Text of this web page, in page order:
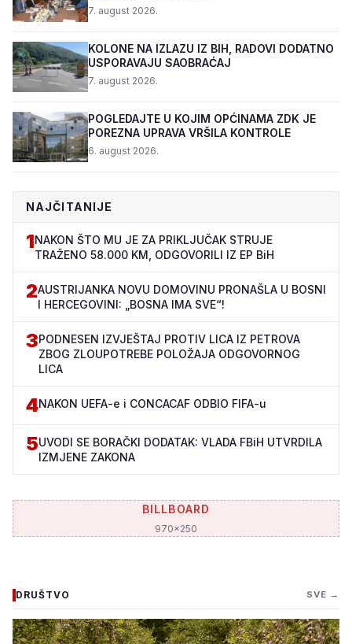
7. august 2026.
KOLONE NA IZLAZU IZ BIH, RADOVI DODATNO
USPORAVAJU SAOBRAĆAJ
7. august 2026.
POGLEDAJTE U KOJIM OPĆINAMA ZDK JE
POREZNA UPRAVA VRŠILA KONTROLE
6. august 2026.
NAJČITANIJE
1NAKON ŠTO MU JE ZA PRIKLJUČAK STRUJE
TRAŽENO 58.000 KM, ODGOVORILI IZ EP BiH
2AUSTRIJANKA NOVU DOMOVINU PRONAŠLA U BOSNI
I HERCEGOVINI: „BOSNA IMA SVE“!
3PODNESEN IZVJEŠTAJ PROTIV LICA IZ PETROVA
ZBOG ZLOUPOTREBE POLOŽAJA ODGOVORNOG
LICA
4NAKON UEFA-e i CONCACAF ODBIO FIFA-u
5UVODI SE BORAČKI DODATAK: VLADA FBiH UTVRDILA
IZMJENE ZAKONA
BILLBOARD
970x250
DRUŠTVO SVE →